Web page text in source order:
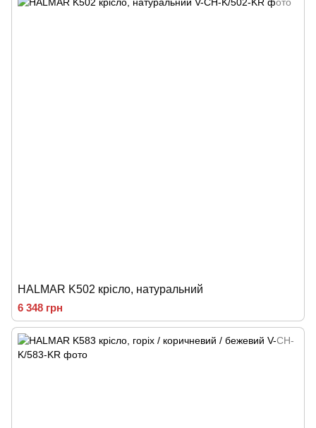
HALMAR K502 крісло, натуральний
6 348 грн